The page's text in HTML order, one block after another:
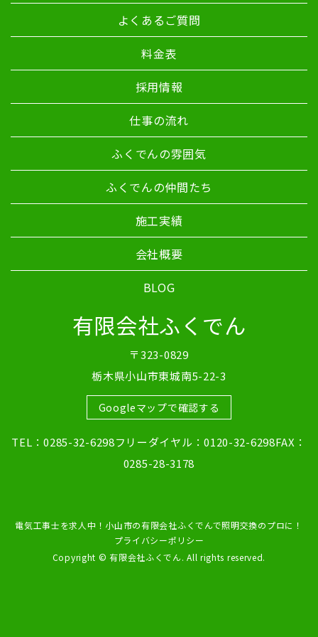
よくあるご質問
料金表
採用情報
仕事の流れ
ふくでんの雰囲気
ふくでんの仲間たち
施工実績
会社概要
BLOG
有限会社ふくでん
〒323-0829
栃木県小山市東城南5-22-3
Googleマップで確認する
TEL：0285-32-6298フリーダイヤル：0120-32-6298FAX：
0285-28-3178
電気工事士を求人中！小山市の有限会社ふくでんで照明交換のプロに！
プライバシーポリシー
Copyright © 有限会社ふくでん. All rights reserved.